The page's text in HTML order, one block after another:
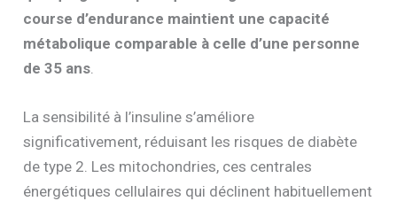
course d’endurance maintient une capacité
métabolique comparable à celle d’une personne
de 35 ans
La sensibilité à l’insuline s’améliore
significativement, réduisant les risques de diabète
de type 2. Les mitochondries, ces centrales
énergétiques cellulaires qui déclinent habituellement